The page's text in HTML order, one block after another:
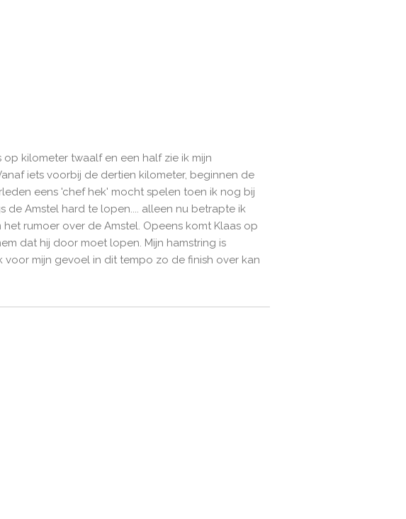
kilometer twaalf en een half zie ik mijn
iets voorbij de dertien kilometer, beginnen de
eens 'chef hek' mocht spelen toen ik nog bij
Amstel hard te lopen.... alleen nu betrapte ik
rumoer over de Amstel. Opeens komt Klaas op
dat hij door moet lopen. Mijn hamstring is
mijn gevoel in dit tempo zo de finish over kan